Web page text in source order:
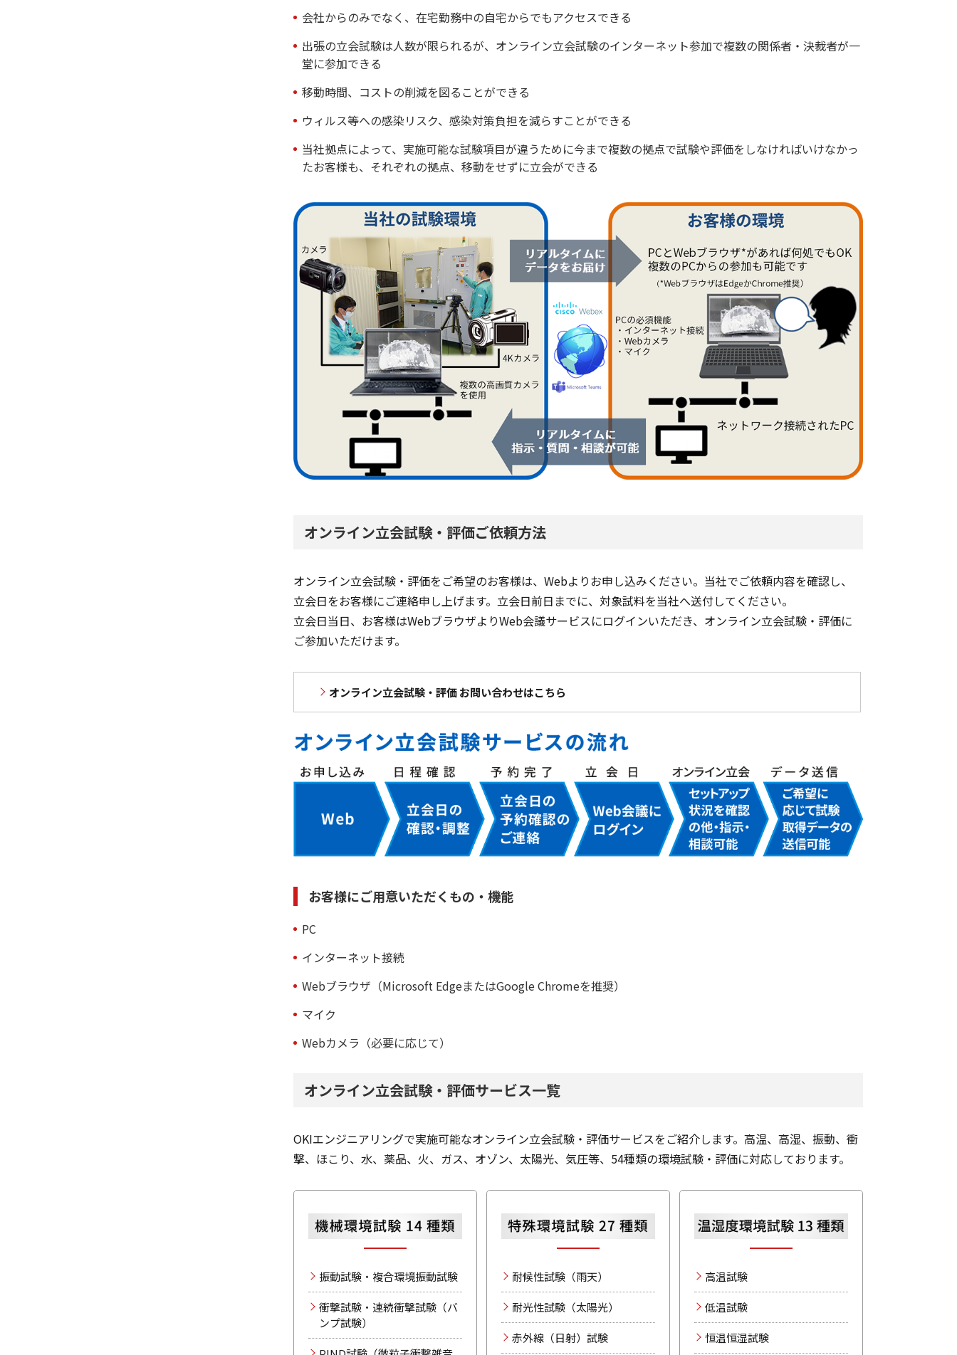
会社からのみでなく、在宅勤務中の自宅からでもアクセスできる
出張の立会試験は人数が限られるが、オンライン立会試験のインターネット参加で複数の関係者・決裁者が一
堂に参加できる
移動時間、コストの削減を図ることができる
ウィルス等への感染リスク、感染対策負担を減らすことができる
当社拠点によって、実施可能な試験項目が違うために今まで複数の拠点で試験や評価をしなければいけなかっ
たお客様も、それぞれの拠点、移動をせずに立会ができる
オンライン立会試験・評価ご依頼方法
オンライン立会試験・評価をご希望のお客様は、Webよりお申し込みください。当社でご依頼内容を確認し、
立会日をお客様にご連絡申し上げます。立会日前日までに、対象試料を当社へ送付してください。
立会日当日、お客様はWebブラウザよりWeb会議サービスにログインいただき、オンライン立会試験・評価に
ご参加いただけます。
オンライン立会試験・評価 お問い合わせはこちら
お客様にご用意いただくもの・機能
PC
インターネット接続
Webブラウザ（Microsoft EdgeまたはGoogle Chromeを推奨）
マイク
Webカメラ（必要に応じて）
オンライン立会試験・評価サービス一覧
OKIエンジニアリングで実施可能なオンライン立会試験・評価サービスをご紹介します。高温、高湿、振動、衝
撃、ほこり、水、薬品、火、ガス、オゾン、太陽光、気圧等、54種類の環境試験・評価に対応しております。
振動試験 ・ 複合環境振動試験
衝撃試験 ・ 連続衝撃試験（バ
ンプ試験）
耐候性試験（雨天）
耐光性試験（太陽光）
赤外線（日射）試験
高温試験
低温試験
恒温恒湿試験